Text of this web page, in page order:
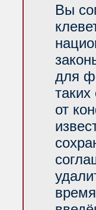
Вы
для
от